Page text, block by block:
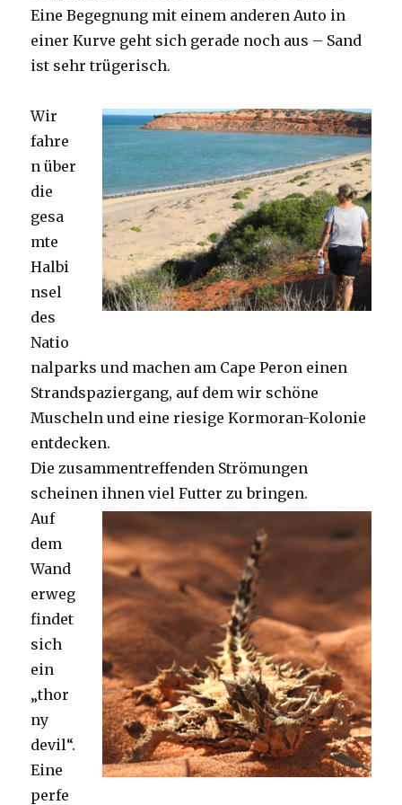
Eine Begegnung mit einem anderen Auto in
einer Kurve geht sich gerade noch aus – Sand
ist sehr trügerisch.
Wir
fahre
n über
die
gesa
mte
Halbi
nsel
des
Natio
nalparks und machen am Cape Peron einen
Strandspaziergang, auf dem wir schöne
Muscheln und eine riesige Kormoran-Kolonie
entdecken.
Die zusammentreffenden Strömungen
scheinen ihnen viel Futter zu bringen.
Auf
dem
Wand
erweg
findet
sich
ein
„thor
ny
devil“.
Eine
perfe